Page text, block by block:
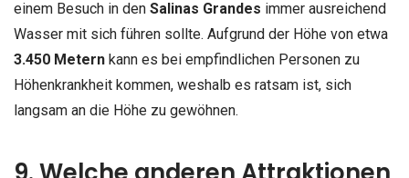
einem Besuch in den Salinas Grandes immer ausreichend
Wasser mit sich führen sollte. Aufgrund der Höhe von etwa
3.450 Metern kann es bei empfindlichen Personen zu
Höhenkrankheit kommen, weshalb es ratsam ist, sich
langsam an die Höhe zu gewöhnen.